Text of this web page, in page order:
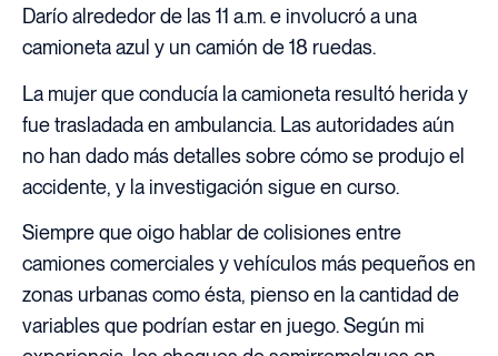
Darío alrededor de las 11 a.m. e involucró a una
camioneta azul y un camión de 18 ruedas.
La mujer que conducía la camioneta resultó herida y
fue trasladada en ambulancia. Las autoridades aún
no han dado más detalles sobre cómo se produjo el
accidente, y la investigación sigue en curso.
Siempre que oigo hablar de colisiones entre
camiones comerciales y vehículos más pequeños en
zonas urbanas como ésta, pienso en la cantidad de
variables que podrían estar en juego. Según mi